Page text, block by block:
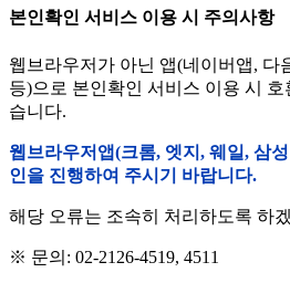
본인확인 서비스 이용 시 주의사항
웹브라우저가 아닌 앱(네이버앱, 다
등)으로 본인확인 서비스 이용 시
습니다.
웹브라우저앱(크롬, 엣지, 웨일, 삼
인을 진행하여 주시기 바랍니다.
해당 오류는 조속히 처리하도록 하
※ 문의: 02-2126-4519, 4511